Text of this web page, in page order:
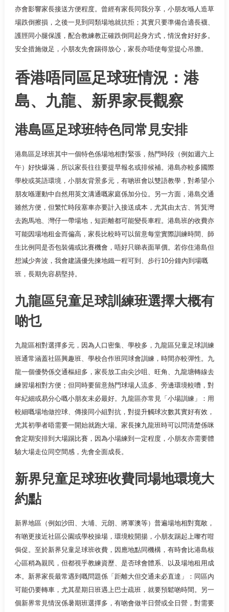
亦會影響家長接送方便程度。曾經有家長同我分享，小朋友喺人造草
場跌倒擦損，之後一見到同類場地就抗拒；其實只要準備合適長襪、
護脛同小腿保護，配合教練教正確跌倒同起身方式，情況會好好多。
安全措施做足，小朋友先會踢得放心，家長亦唔使每堂提心吊膽。
香港唔同區足球班情況：港
島、九龍、新界家長觀察
港島區足球班特色同常見安排
港島區足球班其中一個特色係場地相對緊張，熱門時段（例如週六上
午）好快爆滿，所以家長往往要提早報名或排候補。港島亦較多國際
學校或英語環境，小朋友背景多元，有啲班會以雙語教學，對希望小
朋友喺運動中自然用英文溝通嘅家庭係加分位。另一方面，港島交通
雖然方便，但繁忙時段塞車亦要計入接送成本，尤其由太古、筲箕灣
去跑馬地、灣仔一帶場地，短距離都可能變長車程。港島班的收費亦
可能因場地租金而偏高，家長比較時可以留意每堂實際訓練時間、師
生比例同是否包裝備或比賽機會，唔好只睇表面單價。若你住港島但
想減少奔波，我會建議優先揀地鐵一程可到、步行10分鐘內到場嘅
班，長期先容易堅持。
九龍區兒童足球訓練班選擇大概有
啲乜
九龍區相對選擇多元，因為人口密集、學校多，九龍區兒童足球訓練
班通常涵蓋社區興趣班、學校合作班同球會訓練，時間亦較彈性。九
龍一個優勢係交通樞紐多，家長放工由尖沙咀、旺角、九龍塘轉線去
練習場相對方便；但同時要留意熱門球場人流多、旁邊環境較嘈，對
年紀細或易分心嘅小朋友未必最好。九龍區亦常見「小場訓練」：用
較細嘅場地做控球、傳接同小組對抗，對提升觸球次數其實好有效，
尤其初學者唔需要一開始就跑大場。家長揀九龍班時可以問清楚係咪
會定期安排到大場踢比賽，因為小場練到一定程度，小朋友亦需要體
驗大場走位同空間感，先會全面成長。
新界兒童足球班收費同場地環境大
約點
新界地區（例如沙田、大埔、元朗、將軍澳等）普遍場地相對寬敞，
有啲更接近社區公園或學校操場，環境較開揚，小朋友踢起上嚟冇咁
侷促。至於新界兒童足球班收費，因應地點同機構，有時會比港島核
心區稍為親民，但都視乎教練資歷、是否球會體系、以及場地租用成
本。新界家長最常遇到嘅問題係「距離大但交通未必直達」：同區內
可能仍要轉車，尤其星期日班遇上巴士疏班，就要預鬆啲時間。另一
個新界常見情況係暑期班選擇多，有啲會做半日營或全日營，對需要